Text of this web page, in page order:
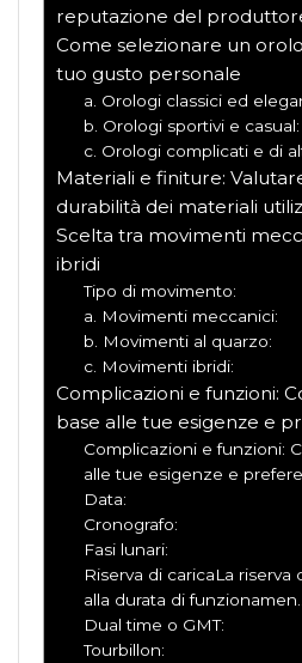
reputazione del
Come selezionare un
tuo gusto personale
a. Orologi classici ed
b. Orologi sportivi e casual:
c. Orologi complicati e di
Materiali e finiture:
durabilità dei materiali
Scelta tra movimenti
ibridi
Tipo di movimento:
a. Movimenti meccanici:
b. Movimenti al quarzo:
c. Movimenti ibridi:
Complicazioni e funzioni:
base alle tue esigenze e
Complicazioni e funzioni:
alle tue esigenze e
Data:
Cronografo:
Fasi lunari:
Riserva di caricaLa riserva
alla durata di
Dual time o GMT:
Tourbillon: